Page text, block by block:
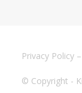
© Copyright -
Privacy Policy –